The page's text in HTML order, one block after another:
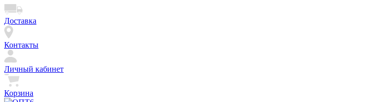
Доставка
Контакты
Личный кабинет
Корзина